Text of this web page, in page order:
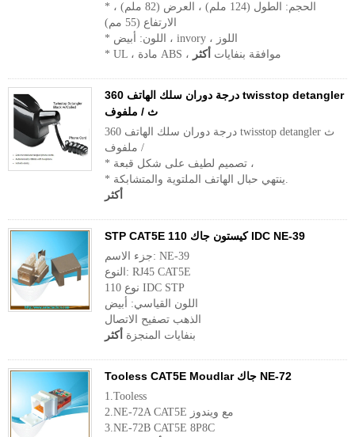
* الحجم: الطول (124 ملم) ، العرض (82 ملم) ،
الارتفاع (55 مم)
* اللون: أبيض ، invory ، اللوز
* UL ، مادة ABS ، موافقة بنفايات أكثر
360 درجة دوران سلك الهاتف twisstop detangler
ث / ملفوف
360 درجة دوران سلك الهاتف twisstop detangler ث
* تصميم لطيف على شكل قبعة ،
* ينتهي حبال الهاتف الملتوية والمتشابكة.
أكثر
STP CAT5E كيستون جاك 110 IDC NE-39
جزء الاسم: NE-39
النوع: RJ45 CAT5E
نوع 110 IDC STP
اللون القياسي: أبيض
الذهب تصفيح الاتصال
بنفايات المنجزة أكثر
Tooless CAT5E Moudlar جاك NE-72
1.Tooless
2.NE-72A CAT5E مع ويندوز
3.NE-72B CAT5E 8P8C